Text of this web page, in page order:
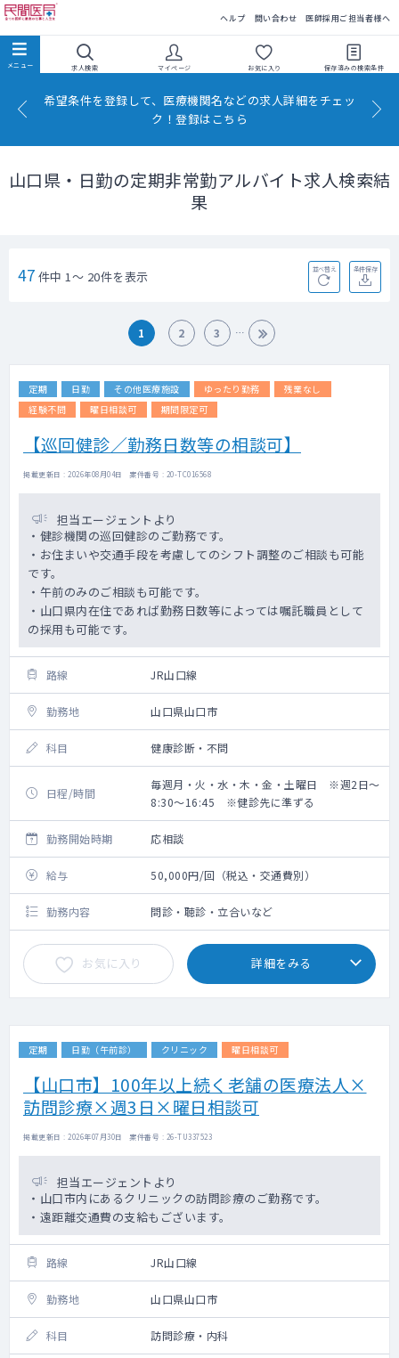
ヘルプ 問い合わせ 医師採用ご担当者様へ
求人検索 マイページ お気に入り 保存済みの検索条件
希望条件を登録して、医療機関名などの求人詳細をチェッ
ク！登録はこちら
山口県・日勤の定期非常勤アルバイト求人検索結
果
47 件中 1～ 20件を表示 並べ替え 条件保存
1 2 3
定期 日勤 その他医療施設 ゆったり勤務
残業なし
経験不問
曜日相談可 期間限定可
【巡回健診／勤務日数等の相談可】
掲載更新日 : 2026年08月04日 案件番号 : 20-TC016568
担当エージェントより
・健診機関の巡回健診のご勤務です。
・お住まいや交通手段を考慮してのシフト調整のご相談も可能
です。
・午前のみのご相談も可能です。
・山口県内在住であれば勤務日数等によっては嘱託職員として
の採用も可能です。
路線 JR山口線
勤務地 山口県山口市
科目 健康診断・不問
日程/時間
毎週月・火・水・木・金・土曜日 ※週2日～
8:30～16:45 ※健診先に準ずる
勤務開始時期 応相談
給与 50,000円/回（税込・交通費別）
勤務内容 問診・聴診・立合いなど
お気に入り 詳細をみる
定期 日勤（午前診） クリニック 曜日相談可
【山口市】100年以上続く老舗の医療法人×
訪問診療×週3日×曜日相談可
掲載更新日 : 2026年07月30日 案件番号 : 26-TU337523
担当エージェントより
・山口市内にあるクリニックの訪問診療のご勤務です。
・遠距離交通費の支給もございます。
路線 JR山口線
勤務地 山口県山口市
科目 訪問診療・内科